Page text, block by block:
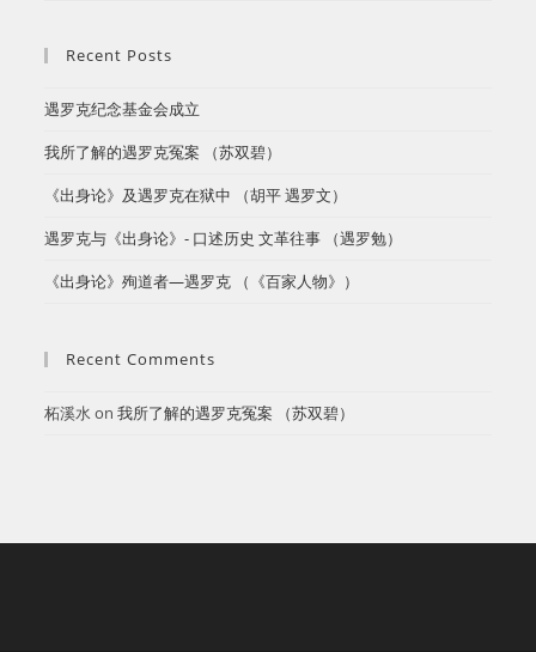
Recent Posts
遇罗克纪念基金会成立
​我所了解的遇罗克冤案 （苏双碧）
《出身论》及遇罗克在狱中 （胡平 遇罗文）
遇罗克与《出身论》- 口述历史 文革往事 （遇罗勉）
《出身论》殉道者—遇罗克 （《百家人物》）
Recent Comments
柘溪水on​我所了解的遇罗克冤案 （苏双碧）